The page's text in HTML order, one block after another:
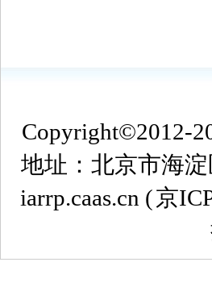
Copyright©2012-
地址：北京市海
iarrp.caas.cn (京